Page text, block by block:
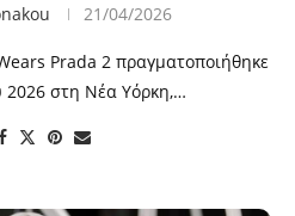
21/04/2026
Prada 2 πραγματοποιήθηκε
2026 στη Νέα Υόρκη,…